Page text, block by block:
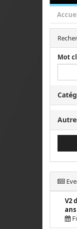
Mot
V2
ans